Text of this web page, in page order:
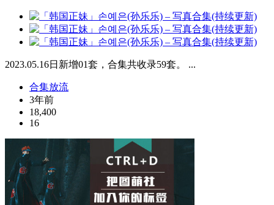
2023.05.16日新增01套，合集共收录59套。 ...
合集放流
3年前
18,400
16